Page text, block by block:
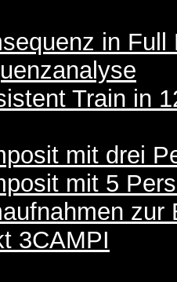
in Full
Train in
mit drei
mit 5
zur
3CAMPI